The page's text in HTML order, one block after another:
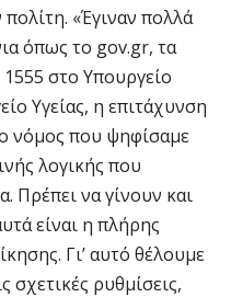
«Έγιναν πολλά
όπως το gov.gr, τα
στο Υπουργείο
Υγείας, η επιτάχυνση
νόμος που ψηφίσαμε
λογικής που
Πρέπει να γίνουν και
είναι η πλήρης
Γι’ αυτό θέλουμε
σχετικές ρυθμίσεις,